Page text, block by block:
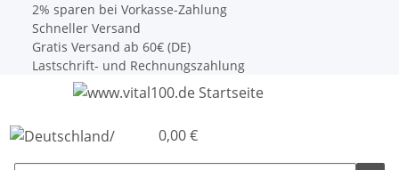
2% sparen bei Vorkasse-Zahlung
Schneller Versand
Gratis Versand ab 60€ (DE)
Lastschrift- und Rechnungszahlung
0,00 €